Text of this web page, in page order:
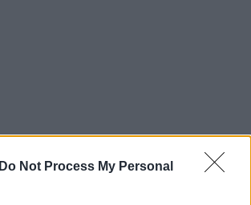
Do Not Process My Personal